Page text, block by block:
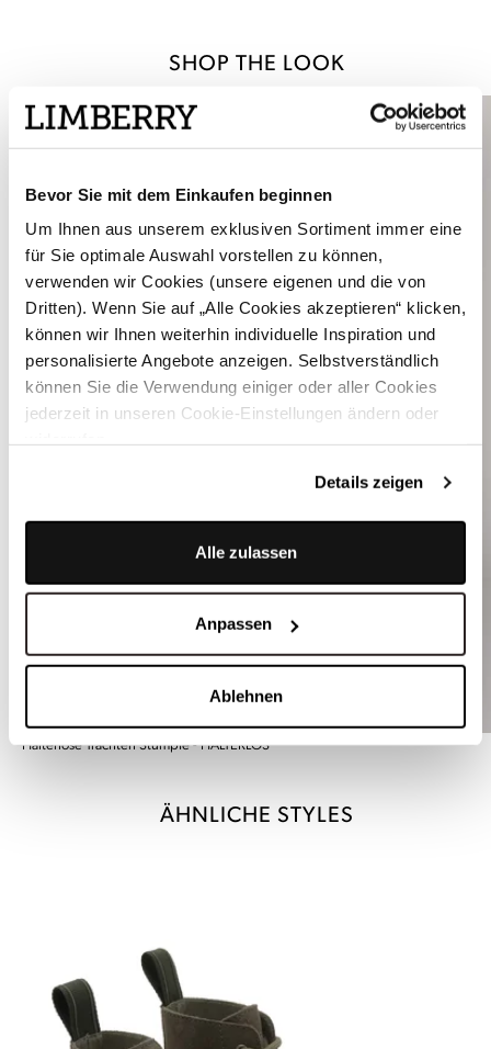
Bevor Sie mit dem Einkaufen beginnen
Um Ihnen aus unserem exklusiven Sortiment immer eine
für Sie optimale Auswahl vorstellen zu können,
verwenden wir Cookies (unsere eigenen und die von
Dritten). Wenn Sie auf „Alle Cookies akzeptieren“ klicken,
können wir Ihnen weiterhin individuelle Inspiration und
personalisierte Angebote anzeigen. Selbstverständlich
können Sie die Verwendung einiger oder aller Cookies
jederzeit in unseren Cookie-Einstellungen ändern oder
Details zeigen
Alle zulassen
Anpassen
Ablehnen
SHOP THE LOOK
Halterlose Trachten Stümpfe - HALTERLOS
ÄHNLICHE STYLES